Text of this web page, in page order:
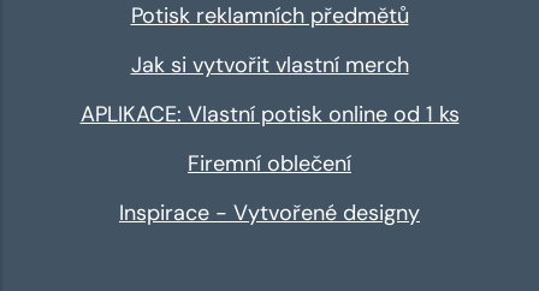
Potisk reklamních předmětů
Jak si vytvořit vlastní merch
APLIKACE: Vlastní potisk online od 1 ks
Firemní oblečení
Inspirace - Vytvořené designy